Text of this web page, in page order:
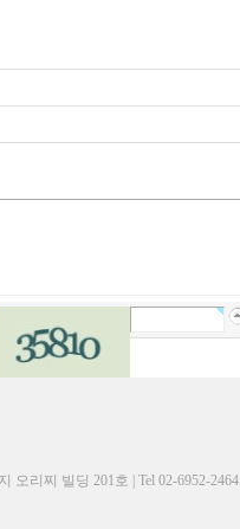
리찌 빌딩 201호 | Tel 02-6952-2464